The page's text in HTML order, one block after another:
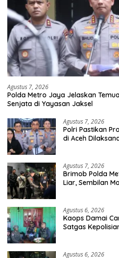
Agustus 7, 2026
Polda Metro Jaya Jelaskan
Senjata di Yayasan Jaksel
Agustus 7, 2026
Polri Pastikan
di Aceh
Agustus 7, 2026
Brimob Polda
Liar, Sembilan
Agustus 6, 2026
Kaops Damai
Satgas
Agustus 6, 2026